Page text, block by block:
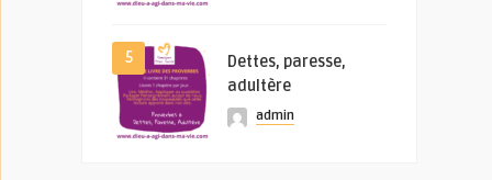
5
Dettes, paresse,
adultère
admin